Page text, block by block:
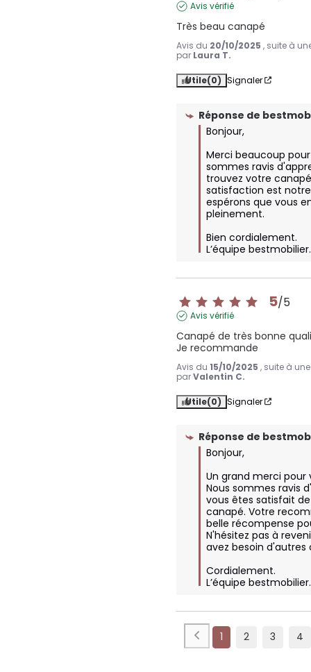
Avis vérifié
Très beau canapé
Avis du 20/10/2025 , suite à
par Laura T.
Utile(0) Signaler
Réponse de
Bonjour,
Merci beaucoup
sommes ravis
trouvez votre
satisfaction est
espérons que vous
pleinement.
Bien cordialement.
L’équipe
5/5
Avis vérifié
Canapé de très bonne
Je recommande
Avis du15/10/2025 , suite à
parValentin C.
Utile(0) Signaler
Réponse de
Bonjour,
Un grand merci pour
Nous sommes ravis
vous êtes satisfait
canapé. Votre
belle récompense
N'hésitez pas à
avez besoin d'autres
Cordialement.
L’équipe
1 2 3 4